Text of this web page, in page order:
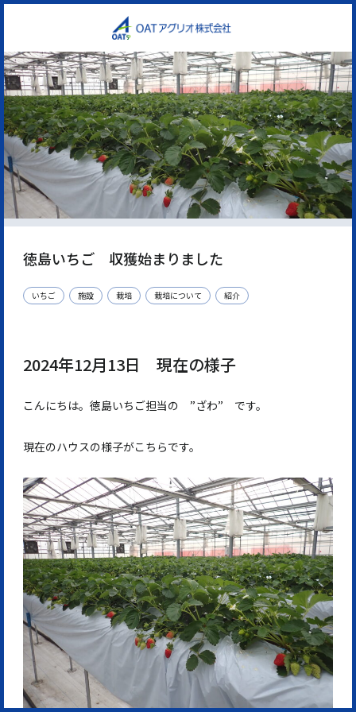
徳島いちご 収獲始まりました
いちご 施設 栽培 栽培について 紹介
2024年12月13日 現在の様子
こんにちは。徳島いちご担当の ”ざわ” です。
現在のハウスの様子がこちらです。